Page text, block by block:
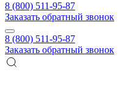
8 (800) 511-95-87
Заказать обратный звонок
8 (800) 511-95-87
Заказать обратный звонок